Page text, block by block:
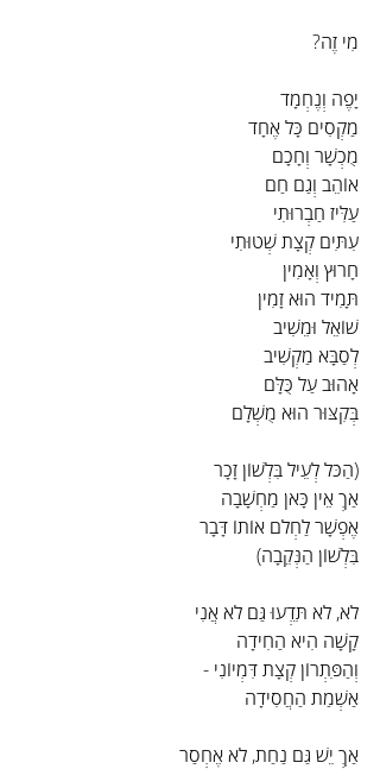
מִי זֶה?
יָפֶה וְנֶחְמָד
מַקְסִים כָּל אֶחָד
מֻכְשָׁר וְחָכָם
אוֹהֵב וְגַם חַם
עַלִּיז חַבְרוּתִי
עִתִּים קְצָת שְׁטוּתִי
חָרוּץ וְאָמִין
תָּמִיד הוּא זָמִין
שׁוֹאֵל וּמֵשִׁיב
לְסַבָּא מַקְשִׁיב
אָהוּב עַל כֻּלָּם
בְּקִצּוּר הוּא מֻשְׁלָם
(הַכֹּל לְעֵיל בִּלְשׁוֹן זָכָר
אַךְ אֵין כָּאן מַחְשָׁבָה
אֶפְשָׁר לַחְלֹם אוֹתוֹ דָּבָר
בִּלְשׁוֹן הַנְּקֵבָה)
לֹא, לֹא תֵּדְעוּ גַּם לֹא אֲנִי
קָשָׁה הִיא הַחִידָה
וְהַפִּתְרוֹן קְצָת דִּמְיוֹנִי -
אַשְׁמַת הַחֲסִידָה
אַךְ יֵשׁ גַּם נַחַת, לֹא אֶחְסַר